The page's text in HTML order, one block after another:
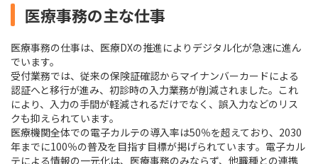
医療事務の主な仕事
医療事務の仕事は、医療DXの推進によりデジタル化が急速に進ん
でいます。
受付業務では、従来の保険証確認からマイナンバーカードによる
認証へと移行が進み、初診時の入力業務が削減されました。これ
により、入力の手間が軽減されるだけでなく、誤入力などのリス
クも抑えられています。
医療機関全体での電子カルテの導入率は50％を超えており、2030
年までに100％の普及を目指す目標が掲げられています。電子カル
テによる情報の一元化は、医療事務のみならず、他職種との連携